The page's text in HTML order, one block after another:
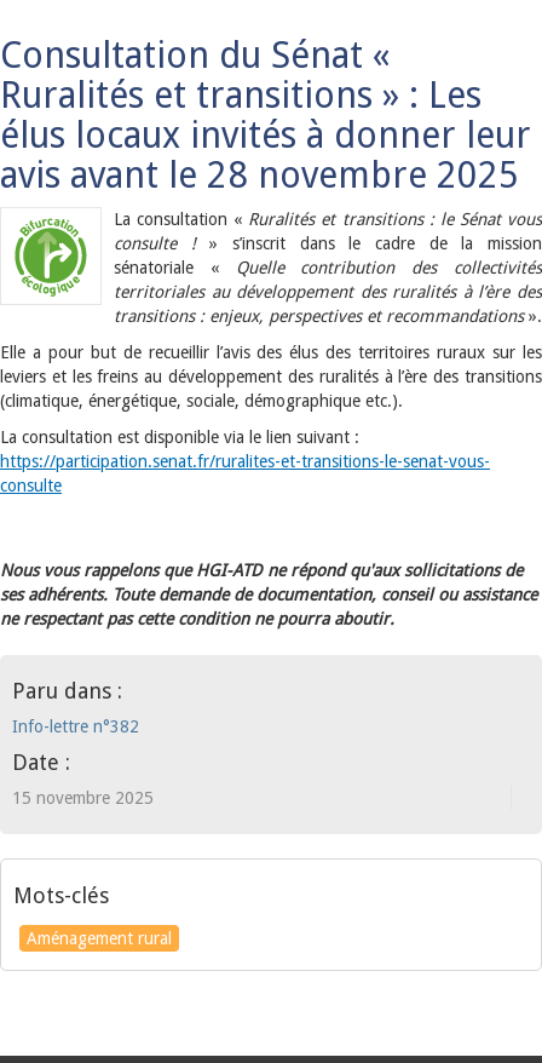
Consultation du Sénat «
Ruralités et transitions » : Les
élus locaux invités à donner leur
avis avant le 28 novembre 2025
La consultation « Ruralités et transitions : le Sénat vous
consulte !» s’inscrit dans le cadre de la mission
sénatoriale « Quelle contribution des collectivités
territoriales au développement des ruralités à l’ère des
transitions : enjeux, perspectives et recommandations».
Elle a pour but de recueillir l’avis des élus des territoires ruraux sur les
leviers et les freins au développement des ruralités à l’ère des transitions
(climatique, énergétique, sociale, démographique etc.).
La consultation est disponible via le lien suivant :
https://participation.senat.fr/ruralites-et-transitions-le-senat-vous-
consulte
Nous vous rappelons que HGI-ATD ne répond qu'aux sollicitations de
ses adhérents. Toute demande de documentation, conseil ou assistance
ne respectant pas cette condition ne pourra aboutir.
Paru dans :
Info-lettre n°382
Date :
15 novembre 2025
Mots-clés
Aménagement rural